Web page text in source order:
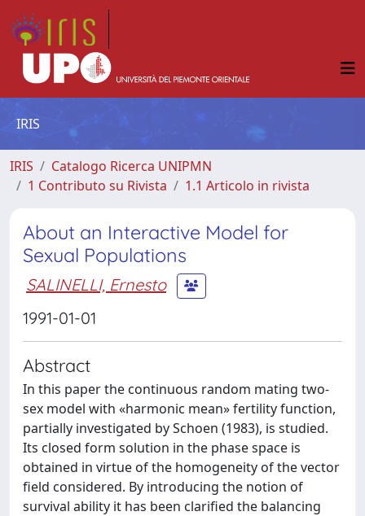
IRIS
IRIS
Catalogo Ricerca UNIPMN
1 Contributo su Rivista
1.1 Articolo in rivista
About an Interactive Model for
Sexual Populations
SALINELLI, Ernesto
1991-01-01
Abstract
In this paper the continuous random mating two-
sex model with «harmonic mean» fertility function,
partially investigated by Schoen (1983), is studied.
Its closed form solution in the phase space is
obtained in virtue of the homogeneity of the vector
field considered. By introducing the notion of
survival ability it has been clarified the balancing